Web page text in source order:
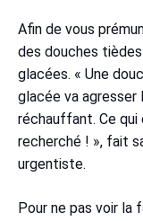
Afin de vous
des douches
glacées. « Une
glacée va agresser
réchauffant. Ce
recherché ! », fait
urgentiste.
Pour ne pas voir